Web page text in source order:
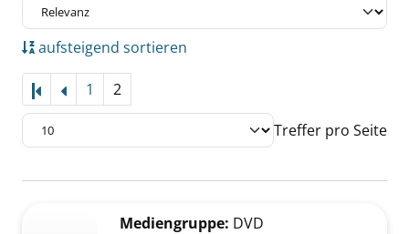
aufsteigend sortieren
1 2
Treffer pro Seite
Zu den Suchfiltern springen
Mediengruppe: DVD